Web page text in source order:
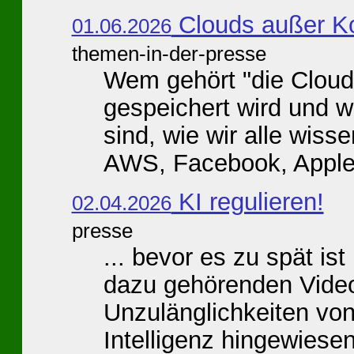
01.06.2026Clouds außer
themen-in-der-presse
Wem gehört "die
gespeichert wird und
sind, wie wir alle
AWS, Facebook,
02.04.2026KI regulieren!
presse
... bevor es zu spät ist
dazu gehörenden
Unzulänglichkeiten
Intelligenz